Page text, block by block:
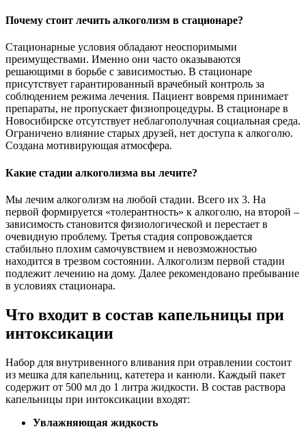
Почему стоит лечить алкоголизм в стационаре?
Стационарные условия обладают неоспоримыми
преимуществами. Именно они часто оказываются
решающими в борьбе с зависимостью. В стационаре
присутствует гарантированный врачебный контроль за
соблюдением режима лечения. Пациент вовремя принимает
препараты, не пропускает физиопроцедуры. В стационаре в
Новосибирске отсутствует неблагополучная социальная среда.
Ограничено влияние старых друзей, нет доступа к алкоголю.
Создана мотивирующая атмосфера.
Какие стадии алкоголизма вы лечите?
Мы лечим алкоголизм на любой стадии. Всего их 3. На
первой формируется «толерантность» к алкоголю, на второй –
зависимость становится физиологической и перестает в
очевидную проблему. Третья стадия сопровождается
стабильно плохим самочувствием и невозможностью
находится в трезвом состоянии. Алкоголизм первой стадии
подлежит лечению на дому. Далее рекомендовано пребывание
в условиях стационара.
Что входит в состав капельницы при
интоксикации
Набор для внутривенного вливания при отравлении состоит
из мешка для капельниц, катетера и канюли. Каждый пакет
содержит от 500 мл до 1 литра жидкости. В состав раствора
капельницы при интоксикации входят:
Увлажняющая жидкость